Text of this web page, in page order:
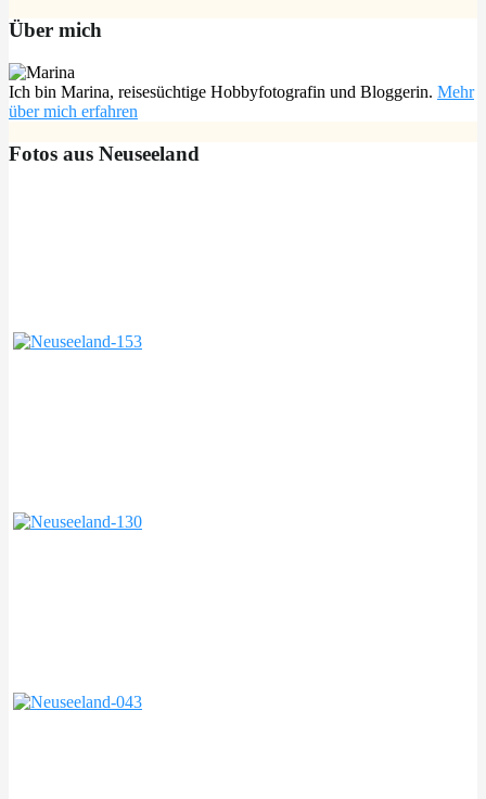
Über mich
Ich bin Marina, reisesüchtige Hobbyfotografin und Bloggerin. Mehr
über mich erfahren
Fotos aus Neuseeland